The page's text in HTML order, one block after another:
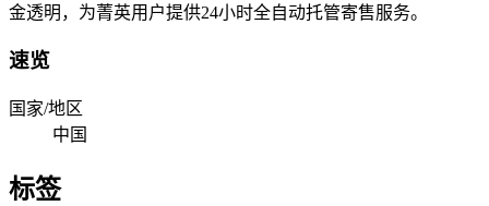
金透明，为菁英用户提供24小时全自动托管寄售服务。
速览
国家/地区
中国
标签